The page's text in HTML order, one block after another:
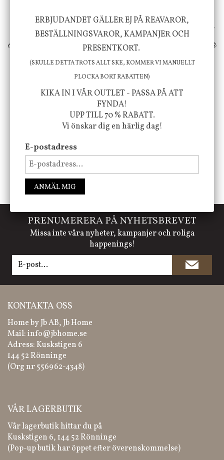
erbjuder vi omsorgsfullt utvalda produkter som
ökar trivsel i ditt hem och ger det lilla extra för
att öka ditt välmående!
FÖLJ OSS PÅ INSTAGRAM @JBHOME
PRENUMERERA PÅ NYHETSBREVET
Missa inte våra nyheter, kampanjer och roliga
happenings!
KONTAKTA OSS
Home by Jb AB, Jb Home
Mail:info@jbhome.se
Adress: Kuskstigen 6
144 52 Rönninge
(Org nr 556962-4348)
VÅR LAGERBUTIK
Vår lagerbutik hittar du på
Kuskstigen 6, 144 52 Rönninge
(Pop-up butik har öppet efter överenskommelse)
ERBJUDANDET GÄLLER EJ PÅ REAVAROR,
BESTÄLLNINGSVAROR, KAMPANJER OCH
PRESENTKORT.
(SKULLE DETTA TROTS ALLT SKE, KOMMER VI MANUELLT
PLOCKA BORT RABATTEN)
KIKA IN I VÅR OUTLET - PASSA PÅ ATT
FYNDA!
UPP TILL 70 % RABATT.
Vi önskar dig en härlig dag!
E-postadress
ANMÄL MIG